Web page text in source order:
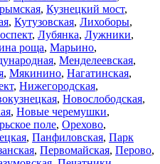
, Кузнецкий мост,
, Кутузовская, Лихоборы,
, Лубянка, Лужники,
роща, Марьино,
, Менделеевская,
, Мякинино, Нагатинская,
, Нижегородская,
, Новослободская,
, Новые черемушки,
поле, Орехово,
, Панфиловская, Парк
, Первомайская, Перово,